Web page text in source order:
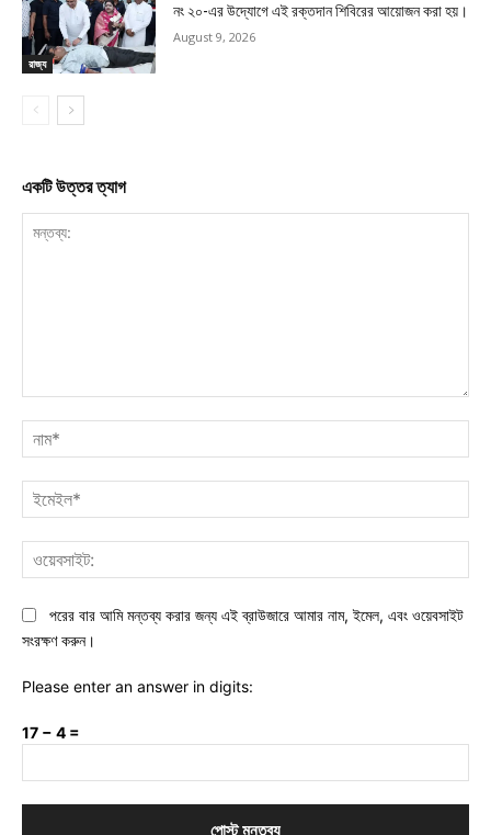
রাজ্য
নং ২০-এর উদ্যোগে এই রক্তদান শিবিরের আয়োজন করা হয়।
August 9, 2026
একটি উত্তর ত্যাগ
পরের বার আমি মন্তব্য করার জন্য এই ব্রাউজারে আমার নাম, ইমেল, এবং ওয়েবসাইট
সংরক্ষণ করুন।
Please enter an answer in digits:
17 − 4 =